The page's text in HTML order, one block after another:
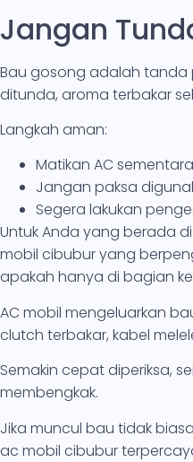
Jangan
Bau gosong adalah tanda
ditunda, aroma terbakar
Langkah aman:
Matikan AC sementara
Jangan paksa
Segera lakukan
Untuk Anda yang berada
mobil cibubur yang
apakah hanya di bagian
AC mobil mengeluarkan
clutch terbakar, kabel
Semakin cepat diperiksa,
membengkak.
Jika muncul bau tidak
ac mobil cibubur